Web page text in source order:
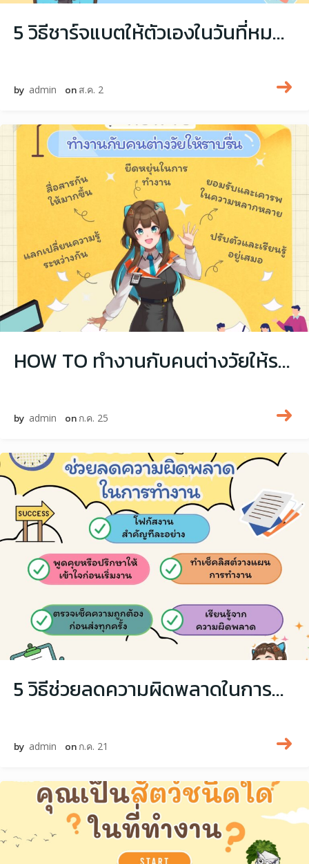
5 วิธีชาร์จแบตให้ตัวเองในวันที่หมดเอเนอร์จี้
by admin on ส.ค. 2
HOW TO ทำงานกับคนต่างวัยให้ราบรื่น
by admin on ก.ค. 25
5 วิธีช่วยลดความผิดพลาดในการทำงาน
by admin on ก.ค. 21